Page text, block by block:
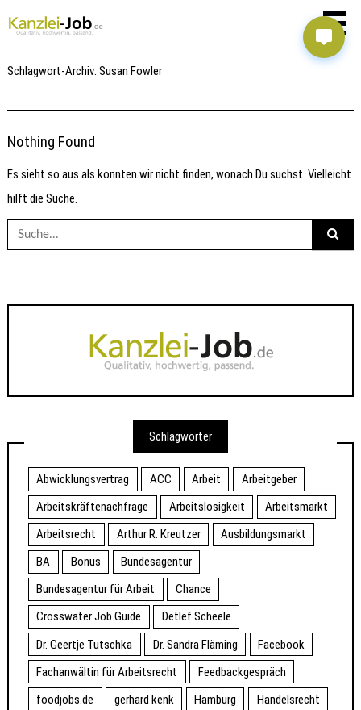
Schlagwort-Archiv:Susan Fowler
Nothing Found
Es sieht so aus als konnten wir nicht finden, wonach Du suchst. Vielleicht
hilft die Suche.
Suche
nach:
Schlagwörter
Abwicklungsvertrag ACC Arbeit
Arbeitgeber
Arbeitskräftenachfrage
Arbeitslosigkeit
Arbeitsmarkt
Arbeitsrecht
Arthur R. Kreutzer
Ausbildungsmarkt
BA
Bonus
Bundesagentur
Bundesagentur für Arbeit
Chance
Crosswater Job Guide
Detlef Scheele
Dr. Geertje Tutschka
Dr. Sandra Fläming
Facebook
Fachanwältin für Arbeitsrecht
Feedbackgespräch
foodjobs.de
gerhard kenk Hamburg
Handelsrecht